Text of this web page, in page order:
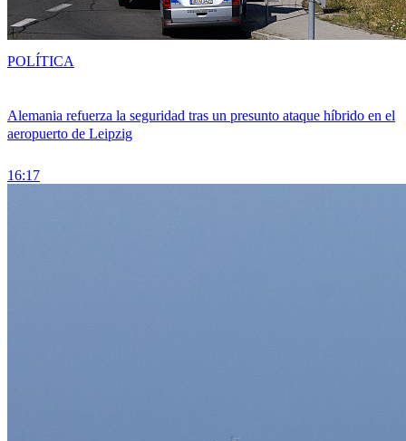
Alemania refuerza la seguridad tras un presunto ataque híbrido en el
aeropuerto de Leipzig
16:17
POLÍTICA